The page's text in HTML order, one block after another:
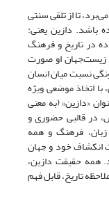
تا از تلقی سنتی
باشد. دازین یعنی:
در تاریخ و فرهنگ
زیست‌جهان او صورت
نسبت میان انسان
با اتخاذ موضعی ویژه
«دازین» (به معنی
در قالبی حضوری و
زبان، فرهنگ و همه
انکشاف خود و جهان
همه حقیقت دازین،
تاریخ، قابل فهم